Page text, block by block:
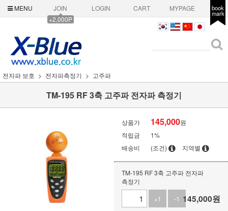
MENU
JOIN
+2,000P
LOGIN CART MYPAGE book
mark
전자파 보호 전자파측정기 고주파
TM-195 RF 3축 고주파 전자파 측정기
상품가 145,000원
적립금
1%
배송비
(조건) 지역별
TM-195 RF 3축 고주파 전자파
측정기
+1
-1 145,000원